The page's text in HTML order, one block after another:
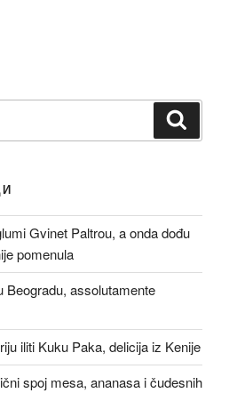
Gvinet Paltrou, a onda dođu
pomenula
Beogradu, assolutamente
iliti Kuku Paka, delicija iz Kenije
spoj mesa, ananasa i čudesnih